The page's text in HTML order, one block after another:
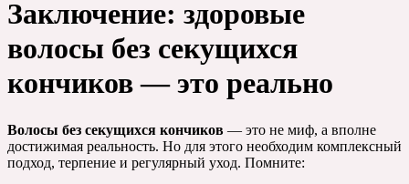
Заключение: здоровые
волосы без секущихся
кончиков — это реально
Волосы без секущихся кончиков — это не миф, а вполне
достижимая реальность. Но для этого необходим комплексный
подход, терпение и регулярный уход. Помните: